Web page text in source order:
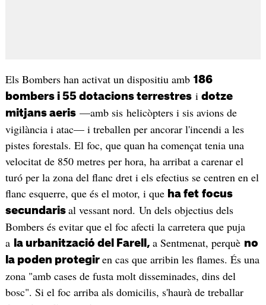
Els Bombers han activat un dispositiu amb 186
bombers i55 dotacions terrestresi dotze
mitjans aeris—amb sis helicòpters i sis avions de
vigilància i atac— i treballen per ancorar l'incendi a les
pistes forestals. El foc, que quan ha començat tenia una
velocitat de 850 metres per hora, ha arribat a carenar el
turó per la zona del flanc dret i els efectius se centren en el
flanc esquerre, que és el motor, i que ha fet focus
secundaris al vessant nord. Un dels objectius dels
Bombers és evitar que el foc afecti la carretera que puja
a
la urbanització del Farell, a Sentmenat, perquè no
la poden protegir en cas que arribin les flames. És una
zona "amb cases de fusta molt disseminades, dins del
bosc". Si el foc arriba als domicilis, s'haurà de treballar